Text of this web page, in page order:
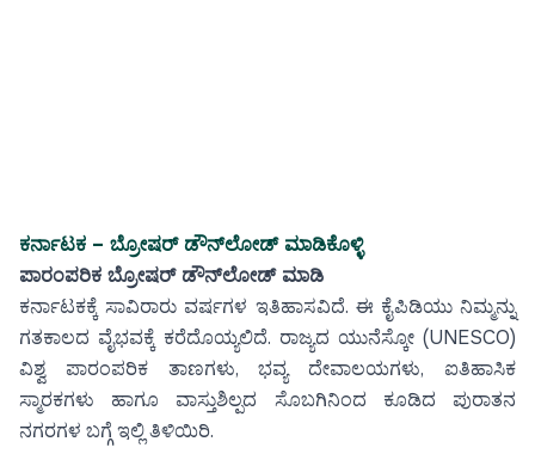
ಕರ್ನಾಟಕ – ಬ್ರೋಷರ್ ಡೌನ್‌ಲೋಡ್ ಮಾಡಿಕೊಳ್ಳಿ
ಪಾರಂಪರಿಕ ಬ್ರೋಷರ್ ಡೌನ್‌ಲೋಡ್ ಮಾಡಿ
ಕರ್ನಾಟಕಕ್ಕೆ ಸಾವಿರಾರು ವರ್ಷಗಳ ಇತಿಹಾಸವಿದೆ. ಈ ಕೈಪಿಡಿಯು ನಿಮ್ಮನ್ನು
ಗತಕಾಲದ ವೈಭವಕ್ಕೆ ಕರೆದೊಯ್ಯಲಿದೆ. ರಾಜ್ಯದ ಯುನೆಸ್ಕೋ (UNESCO)
ವಿಶ್ವ ಪಾರಂಪರಿಕ ತಾಣಗಳು, ಭವ್ಯ ದೇವಾಲಯಗಳು, ಐತಿಹಾಸಿಕ
ಸ್ಮಾರಕಗಳು ಹಾಗೂ ವಾಸ್ತುಶಿಲ್ಪದ ಸೊಬಗಿನಿಂದ ಕೂಡಿದ ಪುರಾತನ
ನಗರಗಳ ಬಗ್ಗೆ ಇಲ್ಲಿ ತಿಳಿಯಿರಿ.